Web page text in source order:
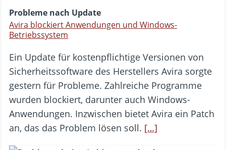
Probleme nach Update
Avira blockiert Anwendungen und Windows-
Betriebssystem
Ein Update für kostenpflichtige Versionen von
Sicherheitssoftware des Herstellers Avira sorgte
gestern für Probleme. Zahlreiche Programme
wurden blockiert, darunter auch Windows-
Anwendungen. Inzwischen bietet Avira ein Patch
an, das das Problem lösen soll. […]